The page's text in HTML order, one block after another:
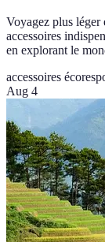
Voyagez plus léger
accessoires
en explorant le
accessoires
Aug 4